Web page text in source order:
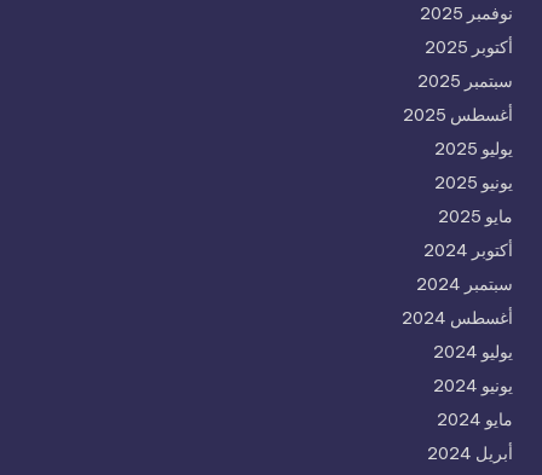
نوفمبر 2025
أكتوبر 2025
سبتمبر 2025
أغسطس 2025
يوليو 2025
يونيو 2025
مايو 2025
أكتوبر 2024
سبتمبر 2024
أغسطس 2024
يوليو 2024
يونيو 2024
مايو 2024
أبريل 2024